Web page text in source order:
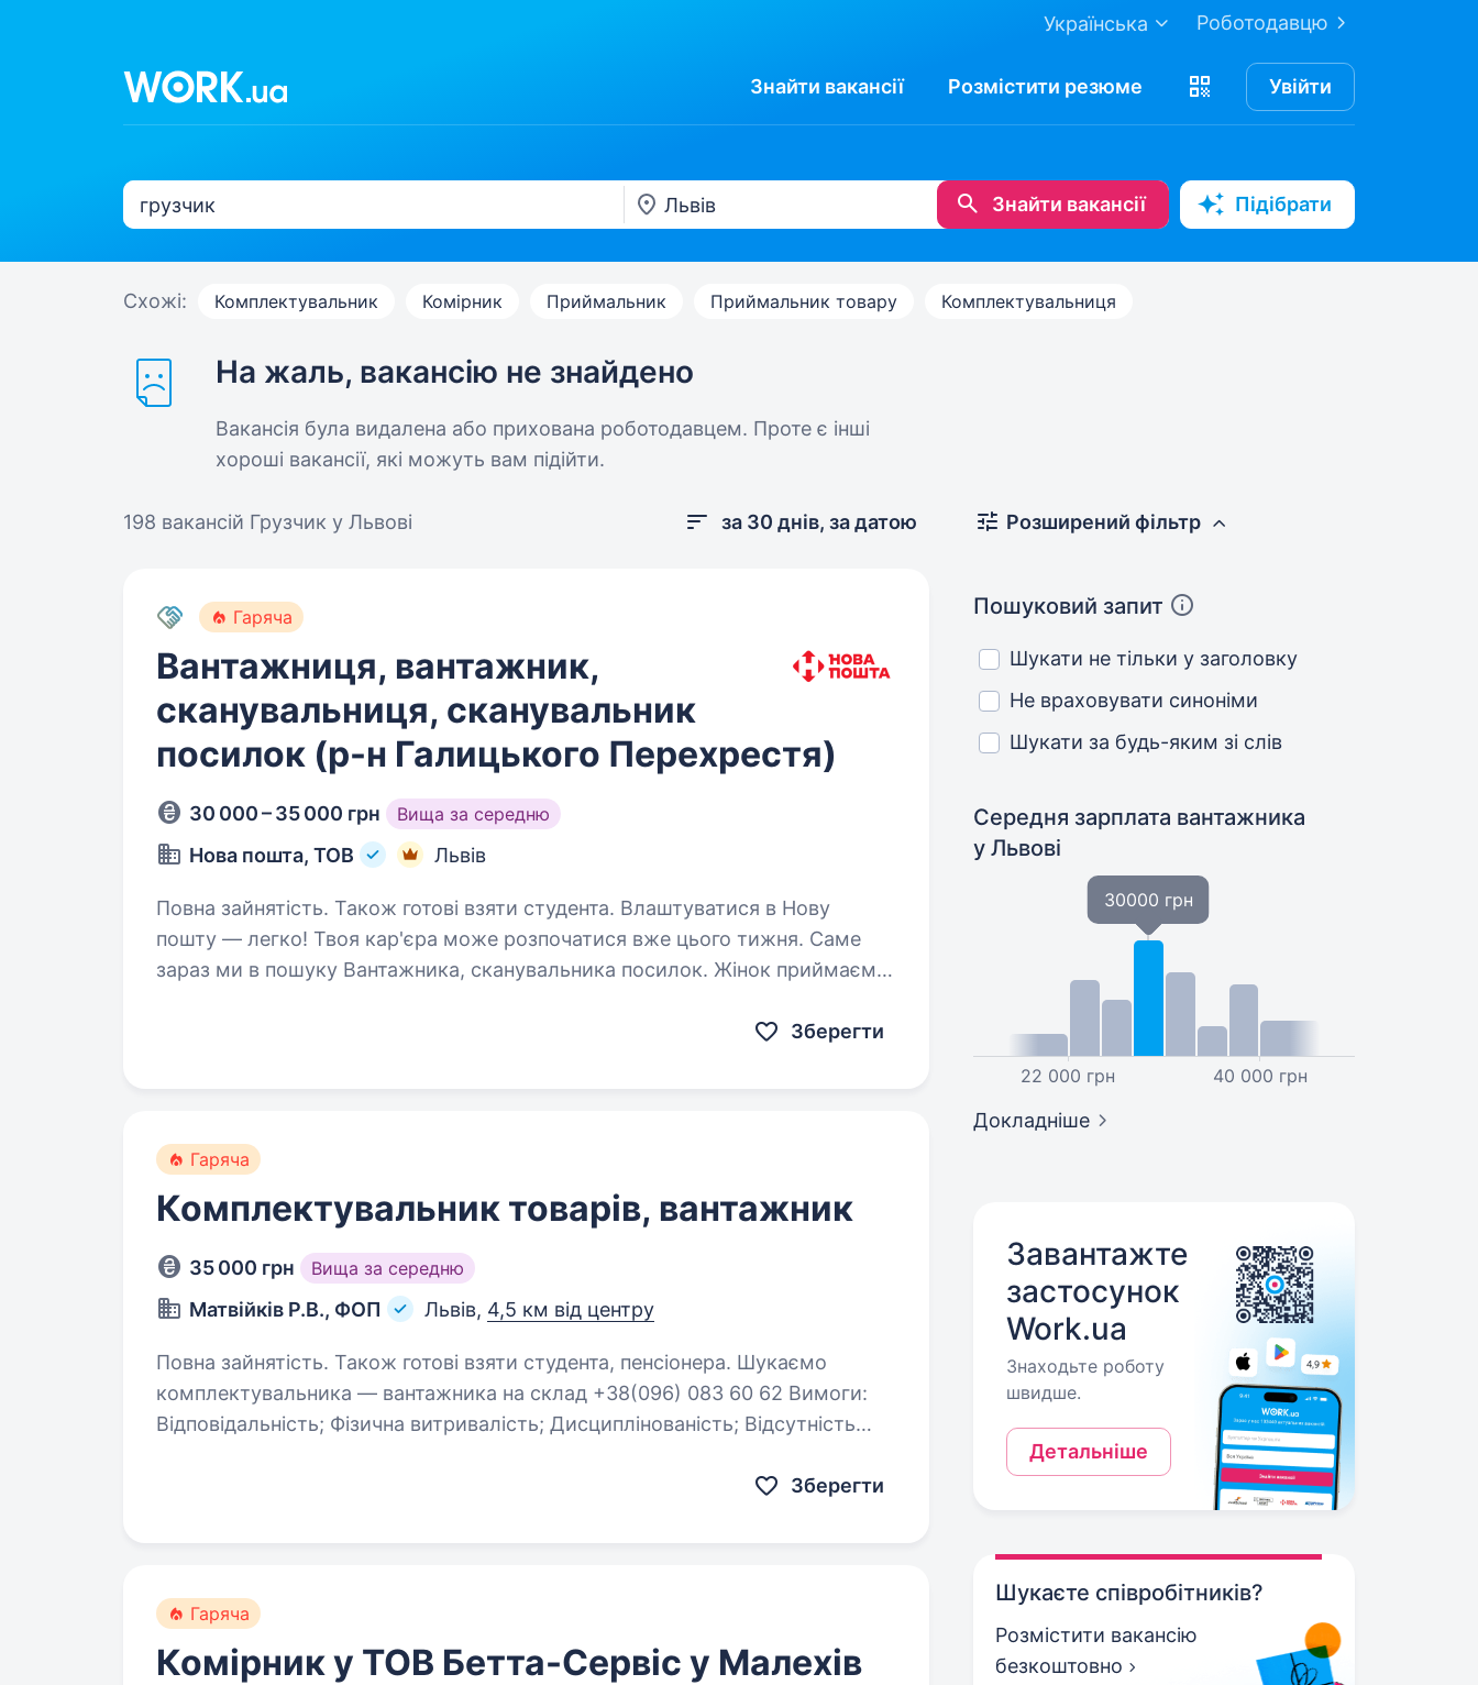
Роботодавцю
Українська
Знайти вакансії Розмістити резюме Увійти
Знайти вакансії Підібрати
Схожі: Комплектувальник Комірник Приймальник Приймальник товару Комплектувальниця
На жаль, вакансію не знайдено
Вакансія була видалена або прихована роботодавцем. Проте є інші
хороші вакансії, які можуть вам підійти.
198 вакансій Грузчик у Львові за 30 днів, за датою
Гаряча
Вантажниця, вантажник,
сканувальниця, сканувальник
посилок (р-н Галицького Перехрестя)
30 000 – 35 000 грн Вища за середню
Нова пошта, ТОВ Львів
Повна зайнятість. Також готові взяти студента. Влаштуватися в Нову
пошту — легко! Твоя кар'єра може розпочатися вже цього тижня. Саме
зараз ми в пошуку Вантажника, сканувальника посилок. Жінок приймаємо!
Зберегти
Гаряча
Комплектувальник товарів, вантажник
35 000 грн Вища за середню
Матвійків Р.В., ФОП Львів, 4,5 км від центру
Повна зайнятість. Також готові взяти студента, пенсіонера. Шукаємо
комплектувальника — вантажника на склад +38(096) 083 60 62 Вимоги:
Відповідальність; Фізична витривалість; Дисциплінованість; Відсутність
Зберегти
Гаряча
Комірник у ТОВ Бетта-Сервіс у Малехів
Розширений фільтр
Пошуковий запит
Шукати не тільки у заголовку
Не враховувати синоніми
Шукати за будь-яким зі слів
Середня зарплата вантажника
у Львові
22 000 грн
30000 грн
40 000 грн
Докладніше
Завантажте
застосунок
Work.ua
Знаходьте роботу
швидше.
Детальніше
Шукаєте співробітників?
Розмістити вакансію
безкоштовно